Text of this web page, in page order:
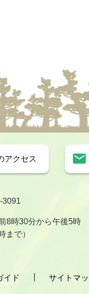
3091
8時30分から午後5時
で）
アクセス
イド サイトマ